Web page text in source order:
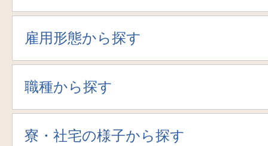
雇用形態から探す
職種から探す
寮・社宅の様子から探す